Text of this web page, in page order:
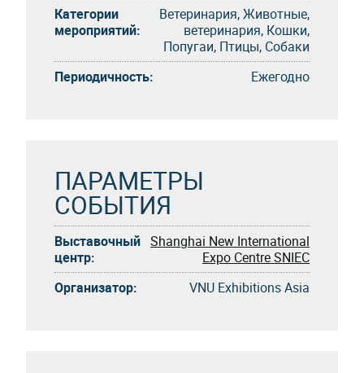
Категории
мероприятий:
Ветеринария, Животные,
ветеринария, Кошки,
Попугаи, Птицы, Собаки
Периодичность:
Eжегоднo
ПАРАМЕТРЫ
СОБЫТИЯ
Выставочный
центр:
Shanghai New International
Expo Centre SNIEC
Организатор:
VNU Exhibitions Asia